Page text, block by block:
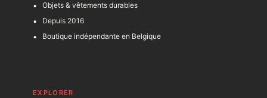
Objets & vêtements durables
Depuis 2016
Boutique indépendante en Belgique
EXPLORER